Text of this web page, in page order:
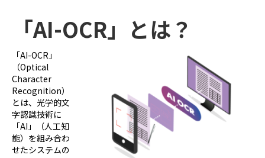
「AI-OCR」とは？
「AI-OCR」
（Optical
Character
Recognition）
とは、光学的文
字認識技術に
「AI」（人工知
能）を組み合わ
せたシステムの